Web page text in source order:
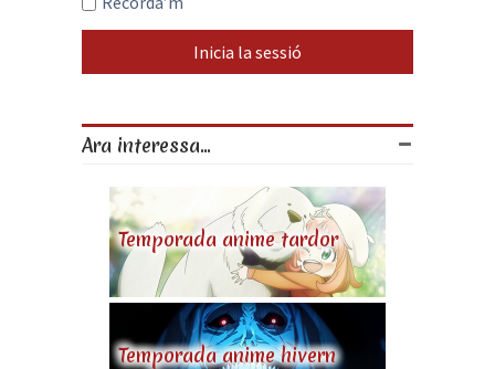
Ara interessa...
Temporada anime tardor
Temporada anime hivern